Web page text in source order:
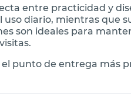
entre practicidad y
diario, mientras que
son ideales para
punto de entrega más